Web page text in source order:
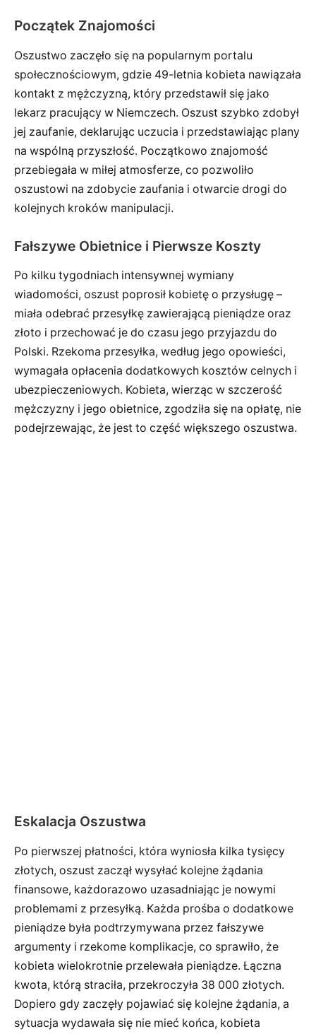
Początek Znajomości
Oszustwo zaczęło się na popularnym portalu
społecznościowym, gdzie 49-letnia kobieta nawiązała
kontakt z mężczyzną, który przedstawił się jako
lekarz pracujący w Niemczech. Oszust szybko zdobył
jej zaufanie, deklarując uczucia i przedstawiając plany
na wspólną przyszłość. Początkowo znajomość
przebiegała w miłej atmosferze, co pozwoliło
oszustowi na zdobycie zaufania i otwarcie drogi do
kolejnych kroków manipulacji.
Fałszywe Obietnice i Pierwsze Koszty
Po kilku tygodniach intensywnej wymiany
wiadomości, oszust poprosił kobietę o przysługę –
miała odebrać przesyłkę zawierającą pieniądze oraz
złoto i przechować je do czasu jego przyjazdu do
Polski. Rzekoma przesyłka, według jego opowieści,
wymagała opłacenia dodatkowych kosztów celnych i
ubezpieczeniowych. Kobieta, wierząc w szczerość
mężczyzny i jego obietnice, zgodziła się na opłatę, nie
podejrzewając, że jest to część większego oszustwa.
Eskalacja Oszustwa
Po pierwszej płatności, która wyniosła kilka tysięcy
złotych, oszust zaczął wysyłać kolejne żądania
finansowe, każdorazowo uzasadniając je nowymi
problemami z przesyłką. Każda prośba o dodatkowe
pieniądze była podtrzymywana przez fałszywe
argumenty i rzekome komplikacje, co sprawiło, że
kobieta wielokrotnie przelewała pieniądze. Łączna
kwota, którą straciła, przekroczyła 38 000 złotych.
Dopiero gdy zaczęły pojawiać się kolejne żądania, a
sytuacja wydawała się nie mieć końca, kobieta